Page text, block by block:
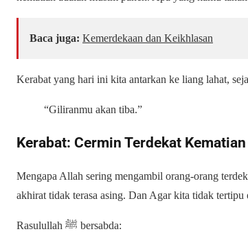
Baca juga: Kemerdekaan dan Keikhlasan
Kerabat yang hari ini kita antarkan ke liang lahat,
“Giliranmu akan tiba.”
Kerabat: Cermin Terdekat Kematian
Mengapa Allah sering mengambil orang-orang
akhirat tidak terasa asing. Dan Agar kita tidak tertipu
Rasulullah ﷺ bersabda: